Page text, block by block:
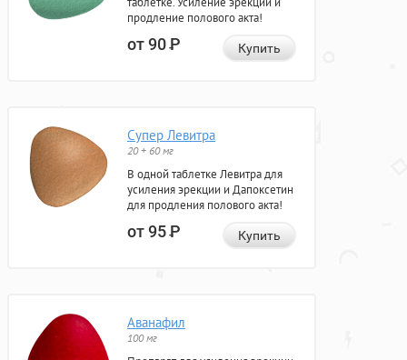
продление полового акта!
от 90Р Купить
Супер Левитра
20 + 60 мг
В одной таблетке Левитра для
усиления эрекции и Дапоксетин
для продления полового акта!
от 95Р Купить
Аванафил
100 мг